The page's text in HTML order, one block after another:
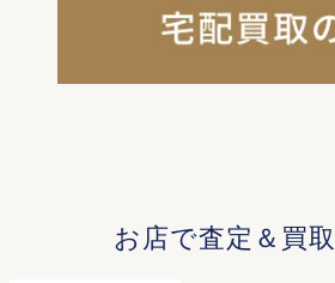
お店で査定＆買取